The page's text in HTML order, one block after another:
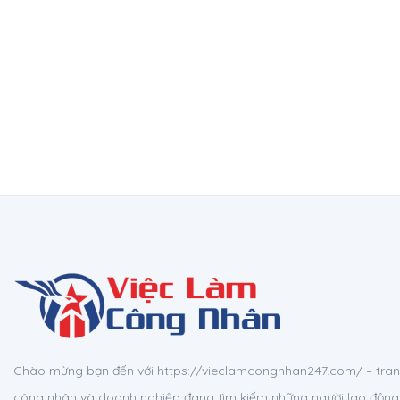
Chào mừng bạn đến với https://vieclamcongnhan247.com/ –